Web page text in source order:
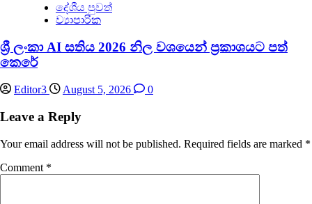
දේශීය පුවත්
ව්‍යාපාරික
ශ්‍රී ලංකා AI සතිය 2026 නිල වශයෙන් ප්‍රකාශයට පත්
කෙරේ
Editor3 August 5, 2026 0
Leave a Reply
Your email address will not be published. Required fields are marked *
Comment *